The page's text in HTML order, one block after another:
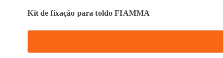
Kit de fixação para toldo FIAMMA